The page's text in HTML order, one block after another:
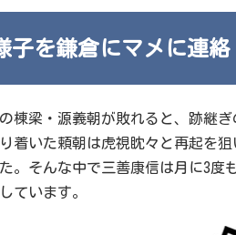
子を鎌倉にマメに連絡
の棟梁・源義朝が敗れると、跡継
着いた頼朝は虎視眈々と再起を
。そんな中で三善康信は月に3度
ています。